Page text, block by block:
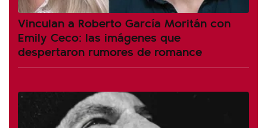
Vinculan a Roberto García Moritán con
Emily Ceco: las imágenes que
despertaron rumores de romance